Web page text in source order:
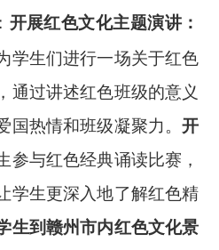
开展红色文化主题演讲：
学生们进行一场关于红色
通过讲述红色班级的意义
国热情和班级凝聚力。开
参与红色经典诵读比赛，
学生更深入地了解红色精
生到赣州市内红色文化景